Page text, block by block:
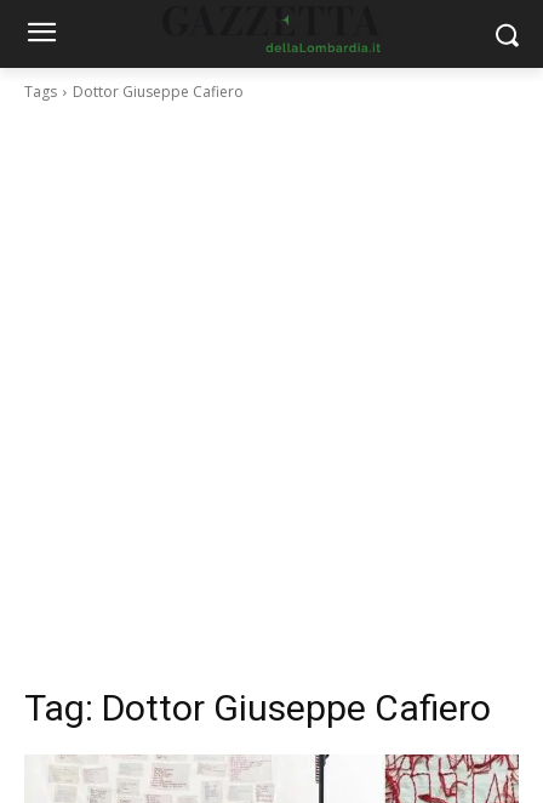
Tags Dottor Giuseppe Cafiero
Tag: Dottor Giuseppe Cafiero